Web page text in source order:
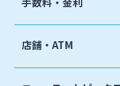
店舗・ATM